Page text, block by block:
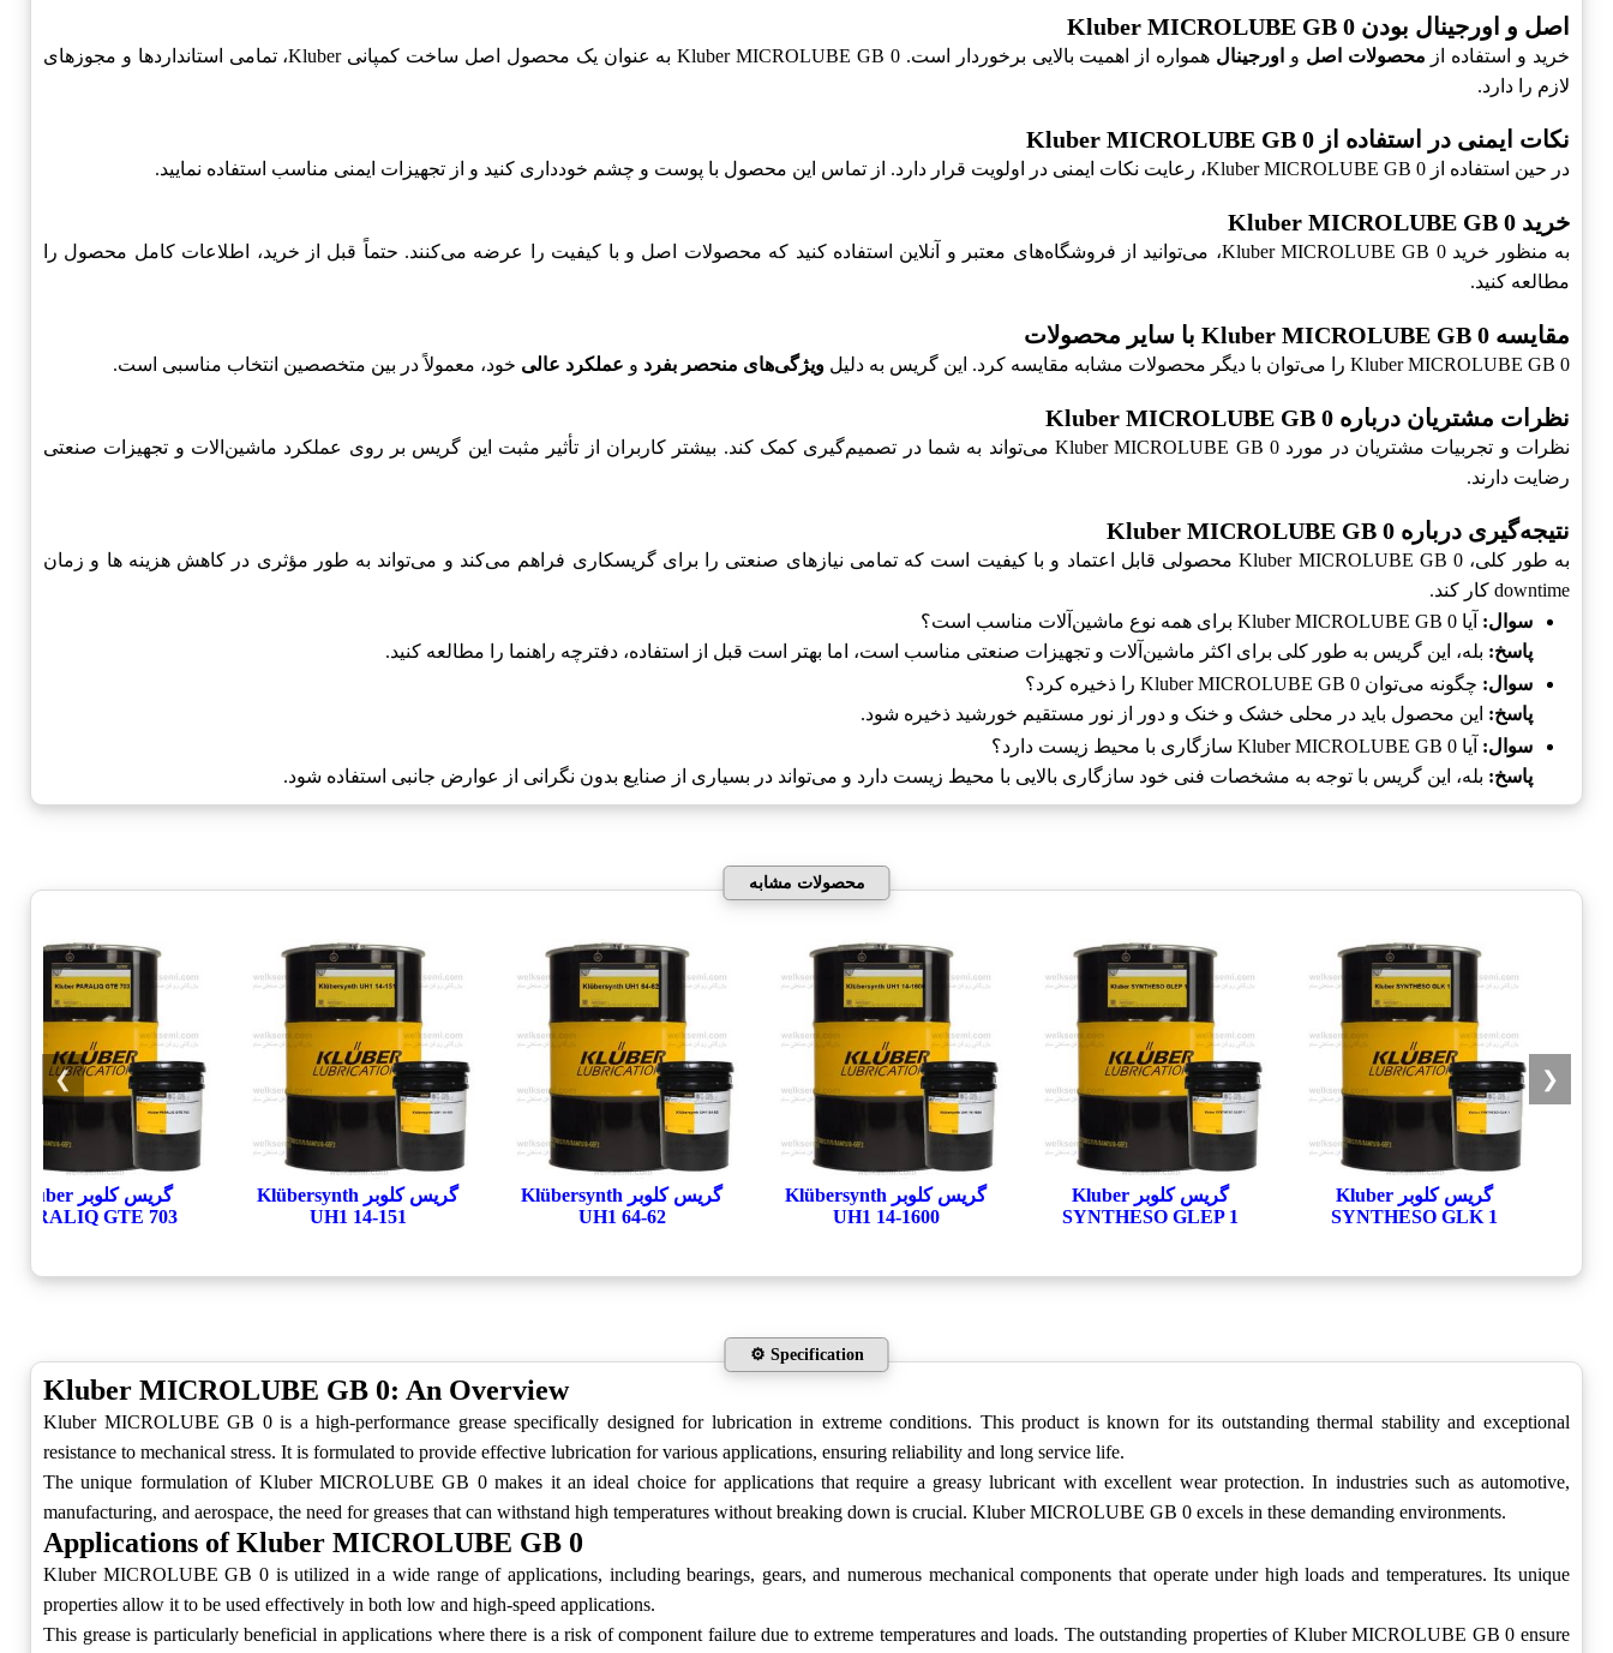
اصل و اورجینال بودن Kluber MICROLUBE GB 0
خرید و استفاده از محصولات اصل و اورجینال
همواره از اهمیت بالایی برخوردار است. Kluber MICROLUBE GB 0 به عنوان یک محصول اصل ساخت کمپانی Kluber، تمامی استانداردها و مجوزهای
لازم را دارد.
نکات ایمنی در استفاده از Kluber MICROLUBE GB 0
در حین استفاده از Kluber MICROLUBE GB 0، رعایت نکات ایمنی در اولویت قرار دارد. از تماس این محصول با پوست و چشم خودداری کنید و از تجهیزات ایمنی مناسب استفاده نمایید.
خرید Kluber MICROLUBE GB 0
به منظور خرید Kluber MICROLUBE GB 0، می‌توانید از فروشگاه‌های معتبر و آنلاین استفاده کنید که محصولات اصل و با کیفیت را عرضه می‌کنند. حتماً قبل از خرید، اطلاعات کامل محصول را
مطالعه کنید.
مقایسه Kluber MICROLUBE GB 0 با سایر محصولات
Kluber MICROLUBE GB 0 را می‌توان با دیگر محصولات مشابه مقایسه کرد. این گریس به دلیل ویژگی‌های منحصر بفرد و عملکرد عالی خود، معمولاً در بین متخصصین انتخاب مناسبی است.
نظرات مشتریان درباره Kluber MICROLUBE GB 0
نظرات و تجربیات مشتریان در مورد Kluber MICROLUBE GB 0 می‌تواند به شما در تصمیم‌گیری کمک کند. بیشتر کاربران از تأثیر مثبت این گریس بر روی عملکرد ماشین‌الات و تجهیزات صنعتی
رضایت دارند.
نتیجه‌گیری درباره Kluber MICROLUBE GB 0
به طور کلی، Kluber MICROLUBE GB 0 محصولی قابل اعتماد و با کیفیت است که تمامی نیازهای صنعتی را برای گریسکاری فراهم می‌کند و می‌تواند به طور مؤثری در کاهش هزینه ها و زمان
downtime کار کند.
سوال: آیا Kluber MICROLUBE GB 0 برای همه نوع ماشین‌آلات مناسب است؟
پاسخ: بله، این گریس به طور کلی برای اکثر ماشین‌آلات و تجهیزات صنعتی مناسب است، اما بهتر است قبل از استفاده، دفترچه راهنما را مطالعه کنید.
سوال: چگونه می‌توان Kluber MICROLUBE GB 0 را ذخیره کرد؟
پاسخ: این محصول باید در محلی خشک و خنک و دور از نور مستقیم خورشید ذخیره شود.
سوال: آیا Kluber MICROLUBE GB 0 سازگاری با محیط زیست دارد؟
پاسخ: بله، این گریس با توجه به مشخصات فنی خود سازگاری بالایی با محیط زیست دارد و می‌تواند در بسیاری از صنایع بدون نگرانی از عوارض جانبی استفاده شود.
محصولات مشابه
گریس کلوبر Kluber
SYNTHESO GLK 1‎
گریس کلوبر Kluber
SYNTHESO GLEP 1‎
گریس کلوبر Klübersynth
UH1 14-1600‎
گریس کلوبر Klübersynth
UH1 64-62‎
گریس کلوبر Klübersynth
UH1 14-151‎
گریس کلوبر Kluber
PARALIQ GTE 703‎
❮
❯
⚙️ Specification
Kluber MICROLUBE GB 0: An Overview
Kluber MICROLUBE GB 0 is a high-performance grease specifically designed for lubrication in extreme conditions. This product is known for its outstanding thermal stability and exceptional
resistance to mechanical stress. It is formulated to provide effective lubrication for various applications, ensuring reliability and long service life.
The unique formulation of Kluber MICROLUBE GB 0 makes it an ideal choice for applications that require a greasy lubricant with excellent wear protection. In industries such as automotive,
manufacturing, and aerospace, the need for greases that can withstand high temperatures without breaking down is crucial. Kluber MICROLUBE GB 0 excels in these demanding environments.
Applications of Kluber MICROLUBE GB 0
Kluber MICROLUBE GB 0 is utilized in a wide range of applications, including bearings, gears, and numerous mechanical components that operate under high loads and temperatures. Its unique
properties allow it to be used effectively in both low and high-speed applications.
This grease is particularly beneficial in applications where there is a risk of component failure due to extreme temperatures and loads. The outstanding properties of Kluber MICROLUBE GB 0 ensure